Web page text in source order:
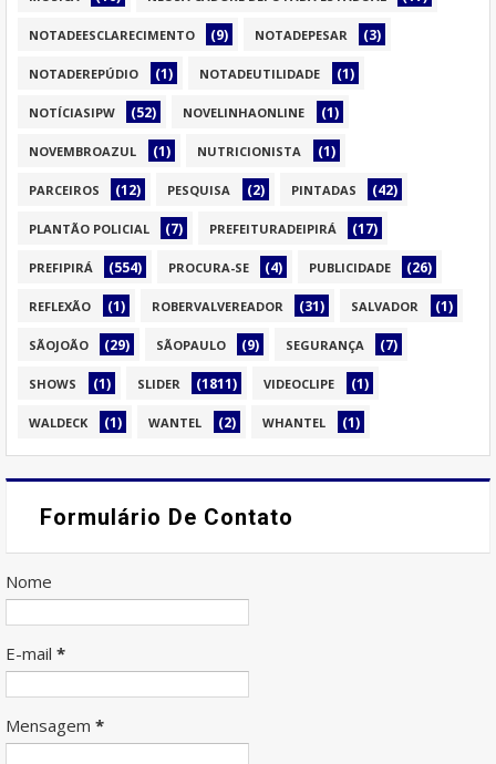
NOTADEESCLARECIMENTO (9) NOTADEPESAR (3)
NOTADEREPÚDIO (1) NOTADEUTILIDADE (1)
NOTÍCIASIPW (52) NOVELINHAONLINE (1)
NOVEMBROAZUL (1) NUTRICIONISTA (1)
PARCEIROS (12) PESQUISA (2) PINTADAS (42)
PLANTÃO POLICIAL (7) PREFEITURADEIPIRÁ (17)
PREFIPIRÁ (554) PROCURA-SE (4) PUBLICIDADE (26)
REFLEXÃO (1) ROBERVALVEREADOR (31) SALVADOR (1)
SÃOJOÃO (29) SÃOPAULO (9) SEGURANÇA (7)
SHOWS (1) SLIDER (1811) VIDEOCLIPE (1)
WALDECK (1) WANTEL (2) WHANTEL (1)
Formulário De Contato
Nome
E-mail *
Mensagem *